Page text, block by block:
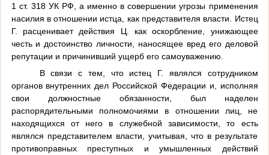
1 ст. 318 УК РФ, а именно в совершении угрозы применения
насилия в отношении истца, как представителя власти. Истец
Г. расценивает действия Ц. как оскорбление, унижающее
честь и достоинство личности, наносящее вред его деловой
репутации и причинивший ущерб его самоуважению.
В связи с тем, что истец Г. являлся сотрудником
органов внутренних дел Российской Федерации и, исполняя
свои должностные обязанности, был наделен
распорядительными полномочиями в отношении лиц, не
находящихся от него в служебной зависимости, то есть
являлся представителем власти, учитывая, что в результате
противоправных преступных и умышленных действий